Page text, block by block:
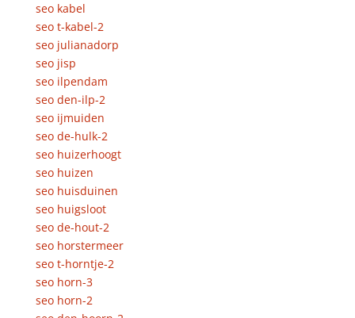
seo kabel
seo t-kabel-2
seo julianadorp
seo jisp
seo ilpendam
seo den-ilp-2
seo ijmuiden
seo de-hulk-2
seo huizerhoogt
seo huizen
seo huisduinen
seo huigsloot
seo de-hout-2
seo horstermeer
seo t-horntje-2
seo horn-3
seo horn-2